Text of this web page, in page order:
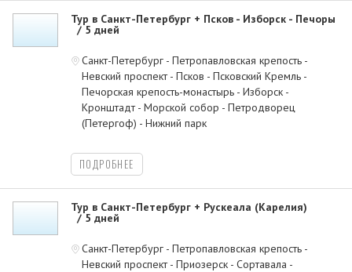
Тур в Санкт-Петербург + Псков - Изборск - Печоры
5 дней
Санкт-Петербург - Петропавловская крепость -
Невский проспект - Псков - Псковский Кремль -
Печорская крепость-монастырь - Изборск -
Кронштадт - Морской собор - Петродворец
(Петергоф) - Нижний парк
ПОДРОБНЕЕ
Тур в Санкт-Петербург + Рускеала (Карелия)
5 дней
Санкт-Петербург - Петропавловская крепость -
Невский проспект - Приозерск - Сортавала -